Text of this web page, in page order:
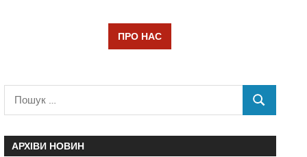
ПРО НАС
АРХІВИ НОВИН